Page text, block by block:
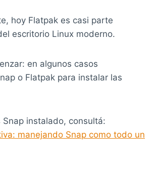
hoy Flatpak es casi parte
escritorio Linux moderno.
en algunos casos
o Flatpak para instalar las
Snap instalado, consultá:
manejando Snap como todo un